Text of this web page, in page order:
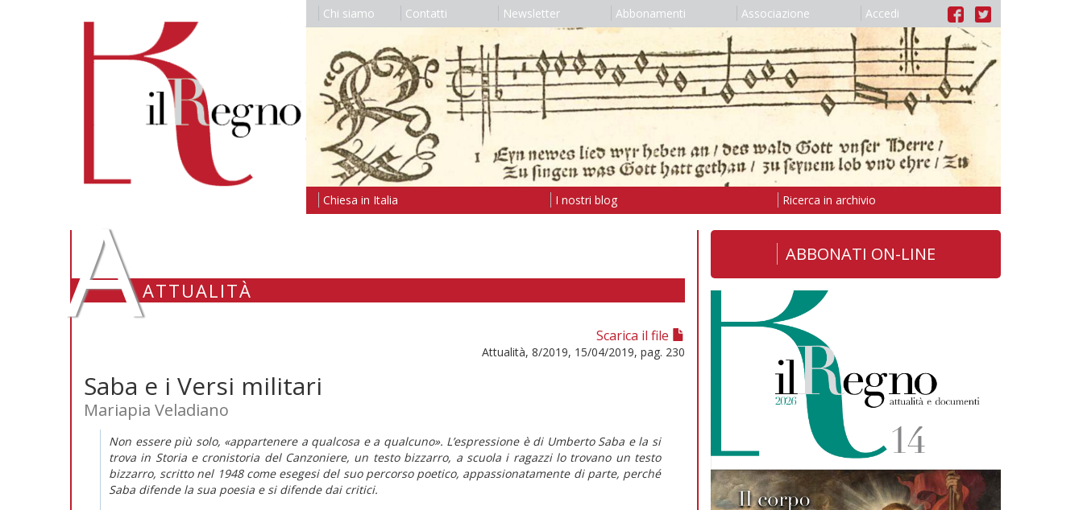
Chi siamo Contatti Newsletter Abbonamenti Associazione Accedi
Chiesa in Italia I nostri blog Ricerca in archivio
AATTUALITÀ
Scarica il file
Attualità, 8/2019, 15/04/2019, pag. 230
Saba e i Versi militari
Mariapia Veladiano
Non essere più solo, «appartenere a qualcosa e a qualcuno». L’espressione è di Umberto Saba e la si
trova in Storia e cronistoria del Canzoniere, un testo bizzarro, a scuola i ragazzi lo trovano un testo
bizzarro, scritto nel 1948 come esegesi del suo percorso poetico, appassionatamente di parte, perché
Saba difende la sua poesia e si difende dai critici.
ABBONATI ON-LINE